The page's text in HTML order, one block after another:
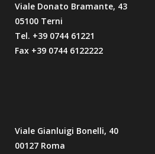
Viale Donato Bramante, 43
05100 Terni
Tel. +39 0744 61221
Fax +39 0744 6122222
Viale Gianluigi Bonelli, 40
00127 Roma